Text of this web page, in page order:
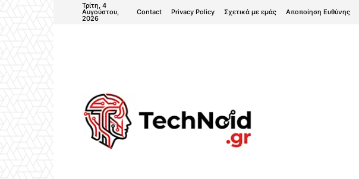
Τρίτη, 4
Αυγούστου,
2026
Contact Privacy Policy Σχετικά με εμάς Αποποίηση Ευθύνης